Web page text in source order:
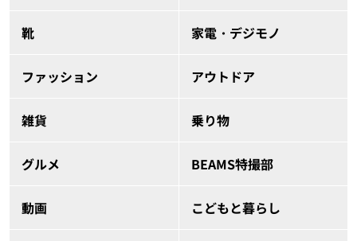
靴 家電・デジモノ
ファッション アウトドア
雑貨 乗り物
グルメ BEAMS特撮部
動画 こどもと暮らし